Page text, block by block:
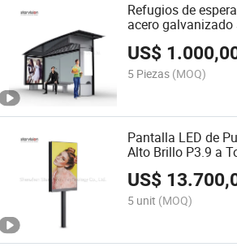
Refugios de
acero
publicidad para
US$
5 Piezas (MOQ)
Pantalla LED de
Alto Brillo P3.9 a
US$
5 unit (MOQ)